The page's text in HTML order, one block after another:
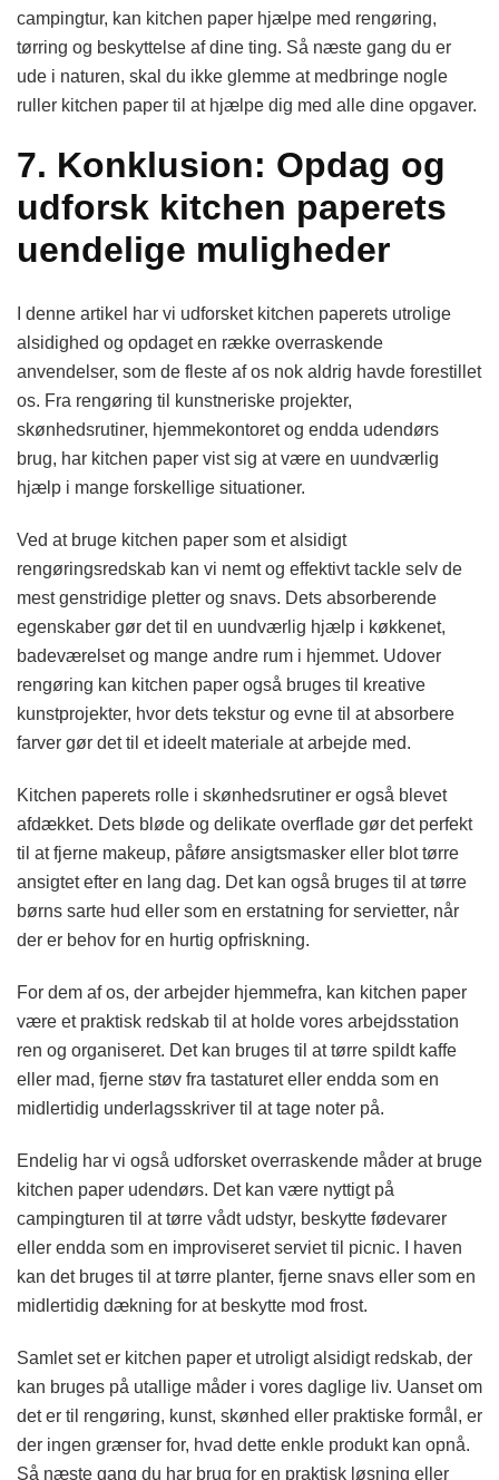
campingtur, kan kitchen paper hjælpe med rengøring,
tørring og beskyttelse af dine ting. Så næste gang du er
ude i naturen, skal du ikke glemme at medbringe nogle
ruller kitchen paper til at hjælpe dig med alle dine opgaver.
7. Konklusion: Opdag og
udforsk kitchen paperets
uendelige muligheder
I denne artikel har vi udforsket kitchen paperets utrolige
alsidighed og opdaget en række overraskende
anvendelser, som de fleste af os nok aldrig havde forestillet
os. Fra rengøring til kunstneriske projekter,
skønhedsrutiner, hjemmekontoret og endda udendørs
brug, har kitchen paper vist sig at være en uundværlig
hjælp i mange forskellige situationer.
Ved at bruge kitchen paper som et alsidigt
rengøringsredskab kan vi nemt og effektivt tackle selv de
mest genstridige pletter og snavs. Dets absorberende
egenskaber gør det til en uundværlig hjælp i køkkenet,
badeværelset og mange andre rum i hjemmet. Udover
rengøring kan kitchen paper også bruges til kreative
kunstprojekter, hvor dets tekstur og evne til at absorbere
farver gør det til et ideelt materiale at arbejde med.
Kitchen paperets rolle i skønhedsrutiner er også blevet
afdækket. Dets bløde og delikate overflade gør det perfekt
til at fjerne makeup, påføre ansigtsmasker eller blot tørre
ansigtet efter en lang dag. Det kan også bruges til at tørre
børns sarte hud eller som en erstatning for servietter, når
der er behov for en hurtig opfriskning.
For dem af os, der arbejder hjemmefra, kan kitchen paper
være et praktisk redskab til at holde vores arbejdsstation
ren og organiseret. Det kan bruges til at tørre spildt kaffe
eller mad, fjerne støv fra tastaturet eller endda som en
midlertidig underlagsskriver til at tage noter på.
Endelig har vi også udforsket overraskende måder at bruge
kitchen paper udendørs. Det kan være nyttigt på
campingturen til at tørre vådt udstyr, beskytte fødevarer
eller endda som en improviseret serviet til picnic. I haven
kan det bruges til at tørre planter, fjerne snavs eller som en
midlertidig dækning for at beskytte mod frost.
Samlet set er kitchen paper et utroligt alsidigt redskab, der
kan bruges på utallige måder i vores daglige liv. Uanset om
det er til rengøring, kunst, skønhed eller praktiske formål, er
der ingen grænser for, hvad dette enkle produkt kan opnå.
Så næste gang du har brug for en praktisk løsning eller